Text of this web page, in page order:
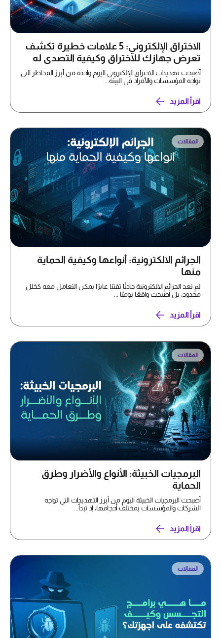
الاختراق الإلكتروني: 5 علامات خطيرة تكشف
تعرض جهازك للاختراق وكيفية التصدي له
أصبحت تهديدات الاختراق الإلكتروني اليوم واحدة من أبرز المخاطر التي
تواجه المؤسسات والأفراد في البيئة...
اقرأ المزيد
المقالات
الجرائم الالكترونية: أنواعها وكيفية الحماية
منها
لم تعد الجرائم الالكترونية حادثًا تقنيًا عابرًا يمكن التعامل معه كخلل
محدود، بل أصبحت واقعًا يوميًا ...
اقرأ المزيد
المقالات
البرمجيات الخبيثة: الأنواع والأضرار وطرق
الحماية
أصبحت البرمجيات الخبيثة اليوم من أبرز التهديدات التي تواجه
الشركات والمؤسسات بمختلف أحجامها، إذ تبدأ...
اقرأ المزيد
المقالات